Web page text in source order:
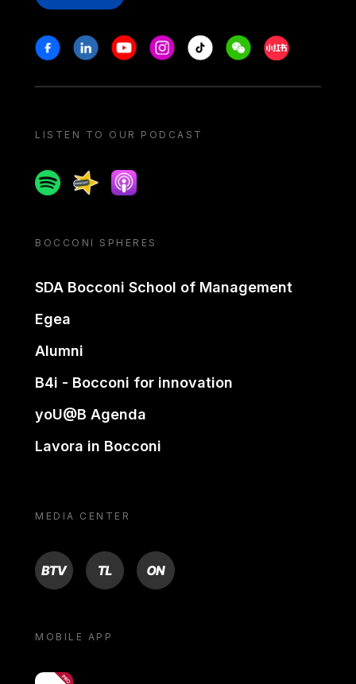
Stay in touch
FacebookLinkedinYoutubeInstagram
Tiktok WeechatXiaohongshu/
LISTEN TO OUR PODCAST
SpotifySpreakerApple podcast
BOCCONI SPHERES
SDA Bocconi School of Management
Egea
Alumni
B4i - Bocconi for innovation
yoU@B Agenda
Lavora in Bocconi
MEDIA CENTER
BTV TL ON
MOBILE APP
yoU@B